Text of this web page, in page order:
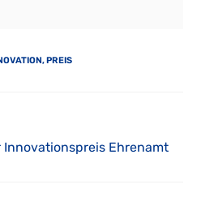
,PREIS
Innovationspreis Ehrenamt